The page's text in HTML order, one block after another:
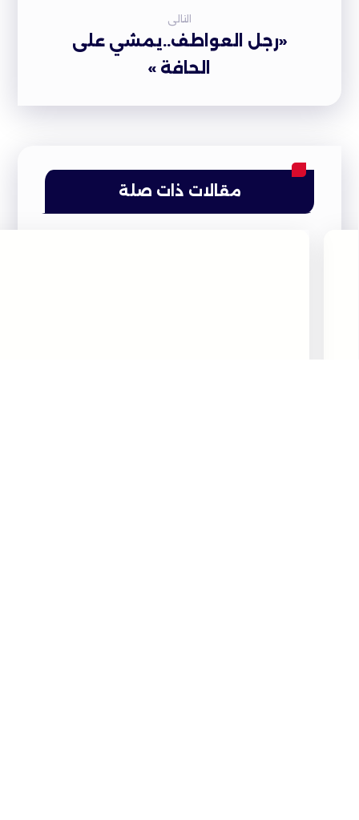
التالى
«رجل العواطف..يمشي على
الحافة »
مقالات ذات صلة